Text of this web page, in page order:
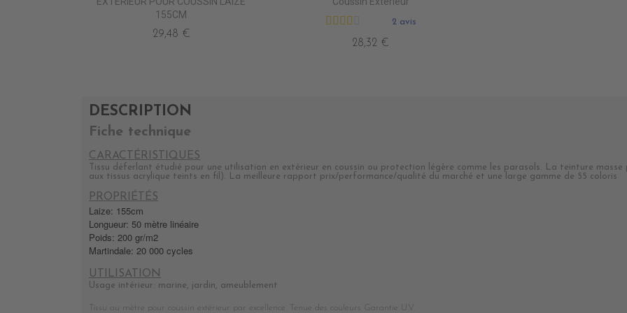
155CM
29,48 €
2 avis
28,32 €
DESCRIPTION
Fiche technique
CARACTÉRISTIQUES
Tissu déferlant étudié pour une utilisation en extérieur en coussin ou protection légère comme les parasols. La teinture
aux tissus acrylique teints en fil). La meilleure rapport prix/performance/qualité du marché et une large gamme de 55 coloris
PROPRIÉTÉS
Laize: 155cm
Longueur: 50 mètre linéaire
Poids: 200 gr/m2
Martindale: 20 000 cycles
UTILISATION
Usage intérieur: marine, jardin, ameublement
Tissu au mètre pour coussin extérieur par excellence. Tenue des couleurs Garantie U.V.